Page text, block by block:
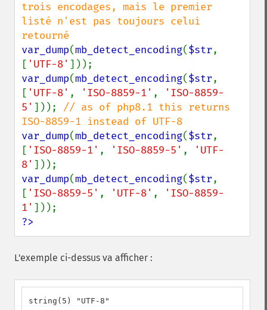
trois encodages, mais le premier
listé n'est pas toujours celui
var_dump(mb_detect_encoding($str,
[ 'UTF-8'
var_dump(mb_detect_encoding($str,
[ 'UTF-8' , 'ISO-8859-1' ,
'ISO-8859-
5' ])); // as of php8.1 this returns
var_dump(mb_detect_encoding($str,
[ 'ISO-8859-1' , 'ISO-8859-5' ,
'UTF-
8'
var_dump(mb_detect_encoding($str,
[ 'ISO-8859-5' , 'UTF-8' ,
'ISO-8859-
1'
?>
L'exemple ci-dessus va afficher :
string(5) "UTF-8"